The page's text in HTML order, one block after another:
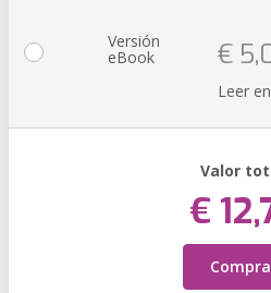
Versión
eBook €
Leer
Valor
€